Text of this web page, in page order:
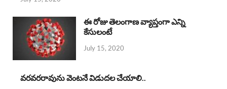
ఈ రోజు తెలంగాణ వ్యాప్తంగా ఎన్ని
కేసులంటే
July 15, 2020
వరవరరావును వెంటనే విడుదల చేయాలి..